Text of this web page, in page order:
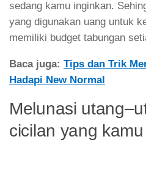
sedang kamu inginkan.
yang digunakan uang untuk
memiliki budget tabungan
Baca juga: Tips dan Trik
Hadapi New Normal
Melunasi
cicilan yang